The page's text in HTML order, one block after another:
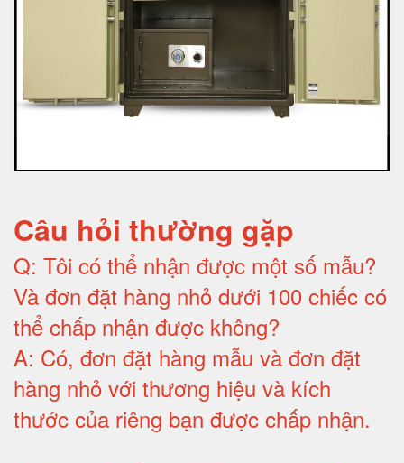
Câu hỏi thường gặp
Q: Tôi có thể nhận được một số mẫu?
Và đơn đặt hàng nhỏ dưới 100 chiếc có
thể chấp nhận được không?
A: Có, đơn đặt hàng mẫu và đơn đặt
hàng nhỏ với thương hiệu và kích
thước của riêng bạn được chấp nhận.